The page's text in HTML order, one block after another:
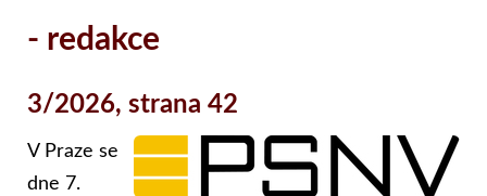
- redakce
3/2026, strana 42
V Praze se
dne 7.